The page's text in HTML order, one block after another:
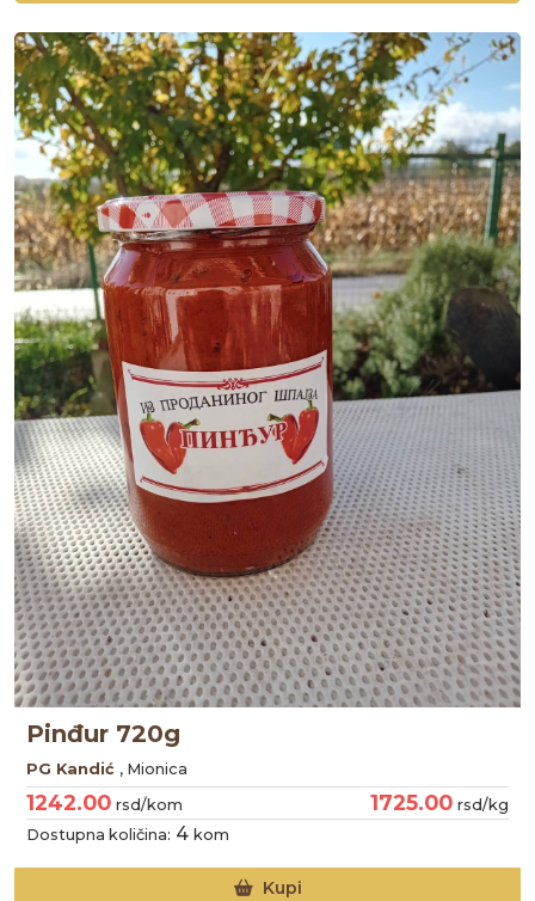
Pinđur 720g
PG Kandić , Mionica
1242.00 rsd/kom 1725.00 rsd/kg
Dostupna količina: 4 kom
Kupi